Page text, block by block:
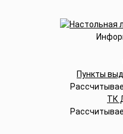
Пункты
ТК